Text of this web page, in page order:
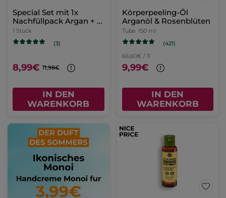
Special Set mit 1x
Nachfüllpack Argan + 1x
Nachfüllbare Flasche
1 Stück
(3)
8,99€ 11,98€
IN DEN
WARENKORB
Körperpeeling-Öl
Arganöl & Rosenblüten
Tube 150 ml
(421)
66,60€ / 1l
9,99€
IN DEN
WARENKORB